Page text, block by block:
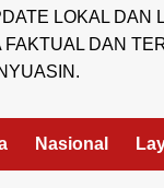
LOKAL DAN
DAN
Nasional